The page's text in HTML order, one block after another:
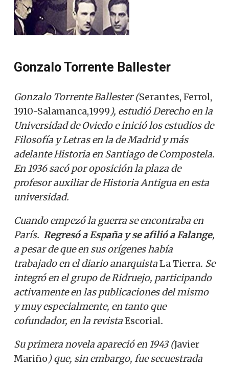
Gonzalo Torrente Ballester
Gonzalo Torrente Ballester (Serantes, Ferrol,
1910-Salamanca,1999), estudió Derecho en la
Universidad de Oviedo e inició los estudios de
Filosofía y Letras en la de Madrid y más
adelante Historia en Santiago de Compostela.
En 1936 sacó por oposición la plaza de
profesor auxiliar de Historia Antigua en esta
universidad.
Cuando empezó la guerra se encontraba en
París. Regresó a España y se afilió a Falange,
a pesar de que en sus orígenes había
trabajado en el diario anarquistaLa Tierra. Se
integró en el grupo de Ridruejo, participando
activamente en las publicaciones del mismo
y muy especialmente, en tanto que
cofundador, en la revistaEscorial.
Su primera novela apareció en 1943 (Javier
Mariño) que, sin embargo, fue secuestrada